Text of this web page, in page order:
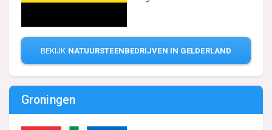
BEKIJK NATUURSTEENBEDRIJVEN IN GELDERLAND
Groningen